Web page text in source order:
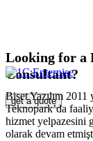
Looking for a
Consultant?
get a quote
Biset Yazılım
Teknopark’da
hizmet yelpazesini
olarak devam